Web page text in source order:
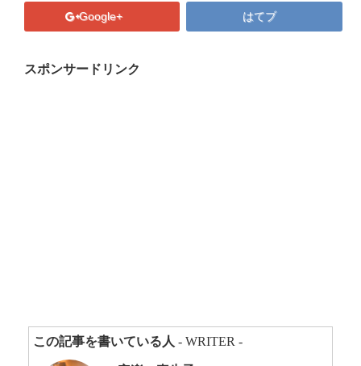
マキコの気持ち
開催済み講座
Google+ はてブ
スポンサードリンク
この記事を書いている人 - WRITER -